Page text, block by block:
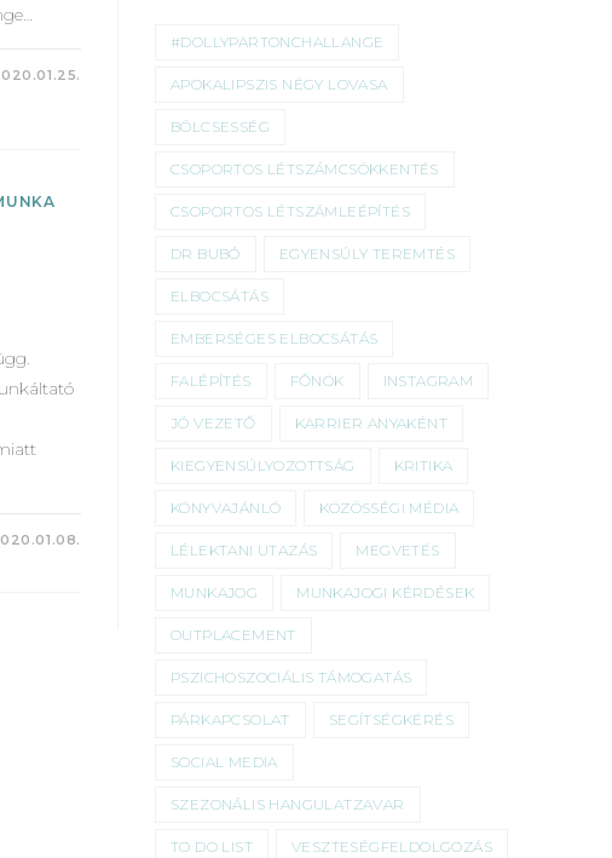
#DOLLYPARTONCHALLANGE
APOKALIPSZIS NÉGY LOVASA
BÖLCSESSÉG
CSOPORTOS LÉTSZÁMCSÖKKENTÉS
CSOPORTOS LÉTSZÁMLEÉPÍTÉS
DR BUBÓ EGYENSÚLY TEREMTÉS
ELBOCSÁTÁS
EMBERSÉGES ELBOCSÁTÁS
FALÉPÍTÉS FŐNÖK INSTAGRAM
JÓ VEZETŐ KARRIER ANYAKÉNT
KIEGYENSÚLYOZOTTSÁG KRITIKA
KÖNYVAJÁNLÓ KÖZÖSSÉGI MÉDIA
LÉLEKTANI UTAZÁS MEGVETÉS
MUNKAJOG MUNKAJOGI KÉRDÉSEK
OUTPLACEMENT
PSZICHOSZOCIÁLIS TÁMOGATÁS
PÁRKAPCSOLAT SEGÍTSÉGKÉRÉS
SOCIAL MEDIA
SZEZONÁLIS HANGULATZAVAR
TO DO LIST VESZTESÉGFELDOLGOZÁS